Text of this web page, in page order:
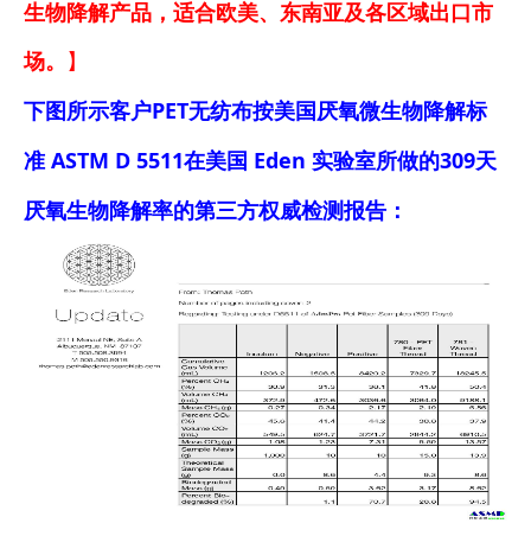
生物降解产品，适合欧美、东南亚及各区域出口市
场。 】
下图所示客户PET无纺布按美国厌氧微生物降解标
准 ASTM D 5511在美国 Eden 实验室所做的309天
厌氧生物降解率的第三方权威检测报告：